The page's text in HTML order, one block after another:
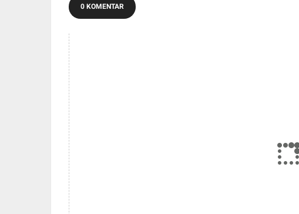
0 KOMENTAR